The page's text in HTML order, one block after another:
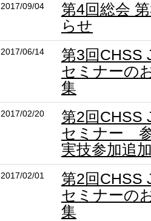
2017/09/04
第4回総会
らせ
2017/06/14
第3回CHSS
セミナーの
集
2017/02/20
第2回CHSS
セミナー
実技参加追
2017/02/01
第2回CHSS
セミナーの
集